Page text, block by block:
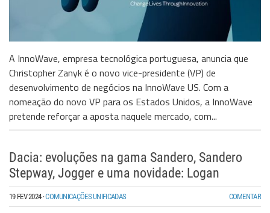
A InnoWave, empresa tecnológica portuguesa, anuncia que
Christopher Zanyk é o novo vice-presidente (VP) de
desenvolvimento de negócios na InnoWave US. Com a
nomeação do novo VP para os Estados Unidos, a InnoWave
pretende reforçar a aposta naquele mercado, com...
Dacia: evoluções na gama Sandero, Sandero
Stepway, Jogger e uma novidade: Logan
19 FEV 2024·COMUNICAÇÕES UNIFICADAS COMENTAR